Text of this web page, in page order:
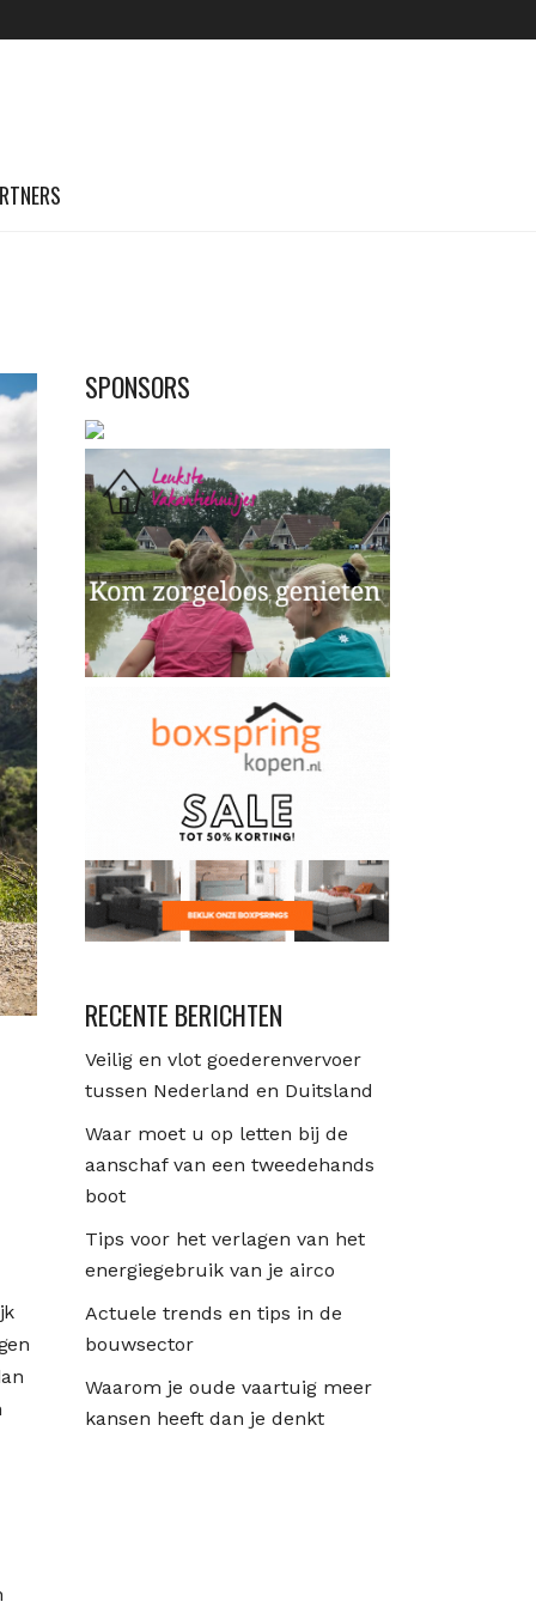
SPONSORS
RECENTE BERICHTEN
Veilig en vlot goederenvervoer
tussen Nederland en Duitsland
Waar moet u op letten bij de
aanschaf van een tweedehands
boot
Tips voor het verlagen van het
energiegebruik van je airco
Actuele trends en tips in de
bouwsector
Waarom je oude vaartuig meer
kansen heeft dan je denkt